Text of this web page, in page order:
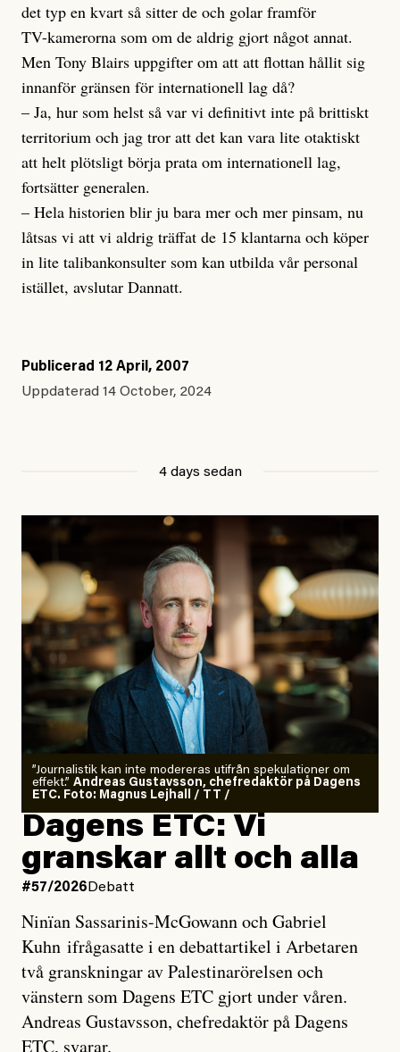
det typ en kvart så sitter de och golar framför
TV-kamerorna som om de aldrig gjort något annat.
Men Tony Blairs uppgifter om att att flottan hållit sig
innanför gränsen för internationell lag då?
– Ja, hur som helst så var vi definitivt inte på brittiskt
territorium och jag tror att det kan vara lite otaktiskt
att helt plötsligt börja prata om internationell lag,
fortsätter generalen.
– Hela historien blir ju bara mer och mer pinsam, nu
låtsas vi att vi aldrig träffat de 15 klantarna och köper
in lite talibankonsulter som kan utbilda vår personal
istället, avslutar Dannatt.
Publicerad 12 April, 2007
Uppdaterad 14 October, 2024
4 days sedan
”Journalistik kan inte modereras utifrån spekulationer om
effekt.” Andreas Gustavsson, chefredaktör på Dagens
ETC. Foto: Magnus Lejhall / TT /
Dagens ETC: Vi
granskar allt och alla
#57/2026 Debatt
Ninïan Sassarinis-McGowann och Gabriel
Kuhn ifrågasatte i en debattartikel i Arbetaren
två granskningar av Palestinarörelsen och
vänstern som Dagens ETC gjort under våren.
Andreas Gustavsson, chefredaktör på Dagens
ETC, svarar.